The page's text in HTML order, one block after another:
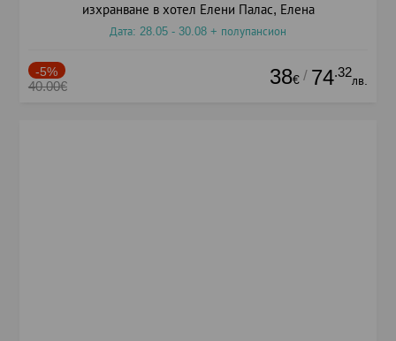
изхранване в хотел Елени Палас, Елена
Дата: 28.05 - 30.08 + полупансион
-5%
40.00€ 38€ / 74.32
лв.